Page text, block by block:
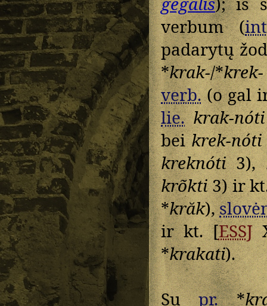
verbum (
padarytų
*krak-/*krek-
verb.(o gal
lie. krak-nóti
beikrek-nóti
kreknóti3),
krõkti3) ir
*krăk),
ir kt. [ESSJ
*krakati).
Supr.*